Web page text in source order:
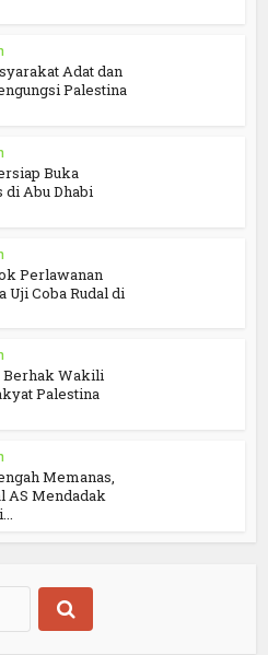
Adat dan
Palestina
Buka
di Abu Dhabi
Perlawanan
Uji Coba Rudal di
Berhak Wakili
Palestina
Memanas,
AS Mendadak